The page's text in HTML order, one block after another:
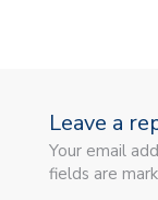
Leave a
Your email
fields are